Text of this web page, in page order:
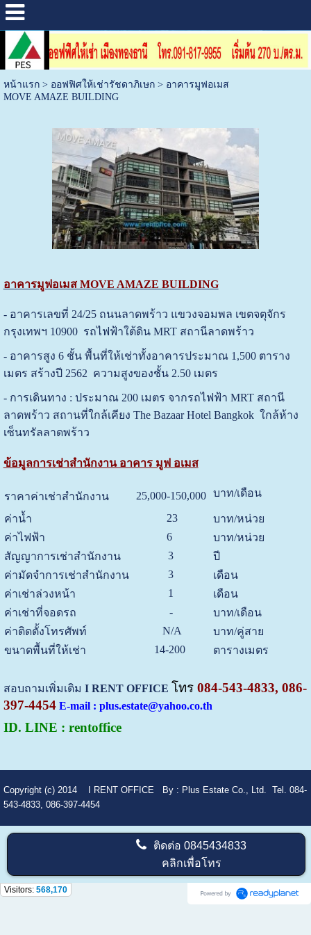
หน้าแรก> ออฟฟิศให้เช่ารัชดาภิเษก> อาคารมูฟอเมส
MOVE AMAZE BUILDING
อาคารมูฟอเมส MOVE AMAZE BUILDING
- อาคารเลขที่ 24/25 ถนนลาดพร้าว แขวงจอมพล เขตจตุจักร
กรุงเทพฯ 10900 รถไฟฟ้าใต้ดิน MRT สถานีลาดพร้าว
- อาคารสูง 6 ชั้น พื้นที่ให้เช่าทั้งอาคารประมาณ 1,500 ตาราง
เมตร สร้างปี 2562 ความสูงของชั้น 2.50 เมตร
- การเดินทาง : ประมาณ 200 เมตร จากรถไฟฟ้า MRT สถานี
ลาดพร้าว สถานที่ใกล้เคียง The Bazaar Hotel Bangkok ใกล้ห้าง
เซ็นทรัลลาดพร้าว
ข้อมูลการเช่าสำนักงาน อาคาร มูฟ อเมส
ราคาค่าเช่าสำนักงาน 25,000-150,000 บาท/เดือน
ค่าน้ำ 23
บาท/หน่วย
ค่าไฟฟ้า
6
บาท/หน่วย
สัญญาการเช่าสำนักงาน
3
ปี
ค่ามัดจำการเช่าสำนักงาน
3
เดือน
ค่าเช่าล่วงหน้า
1
เดือน
ค่าเช่าที่จอดรถ
-
บาท/เดือน
ค่าติดตั้งโทรศัพท์
N/A
บาท/คู่สาย
ขนาดพื้นที่ให้เช่า
14-200 ตารางเมตร
สอบถามเพิ่มเติม I RENT OFFICE โทร084-543-4833, 086-
397-4454E-mail : plus.estate@yahoo.co.th
ID. LINE : rentoffice
Copyright (c) 2014 I RENT OFFICE By : Plus Estate Co., Ltd. Tel. 084-
543-4833, 086-397-4454
ติดต่อ0845434833
คลิกเพื่อโทร
Visitors: 568,170